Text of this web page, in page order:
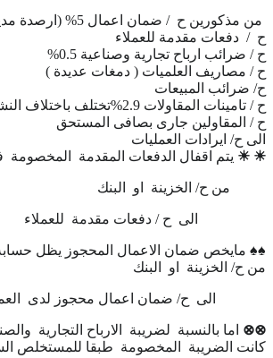
من مذكورين ح / ضمان اعمال 5% (ارصدة مدينة )
ح / دفعات مقدمة للعملاء
ح / ضرائب ارباح تجارية وصناعية 0.5%
ح / مصاريف العلميات ( دمغات عديدة )
ح/ ضرائب المبيعات
ح / تامينات المقاولات 2.9%تختلف باختلاف النشاط
ح / المقاولين جارى بصافى المستحق
الى ح/ ايرادات العمليات
☀
☀ يتم اقفال الدفعات المقدمة المخصومة
من ح/ الخزينة او البنك
الى ح / دفعات مقدمة للعملاء
♠
♠ مايخص ضمان الاعمال المحجوز يظل حسابة
من ح/ الخزينة او البنك
الى ح/ ضمان اعمال محجوز لدى
⊗⊗ اما بالنسبة لضريبة الارباح التجارية
كانت الضريبة المخصومة طبقا للمستخلص السابق هى 1000 ويكون